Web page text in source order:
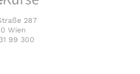
287
Wien
99 300